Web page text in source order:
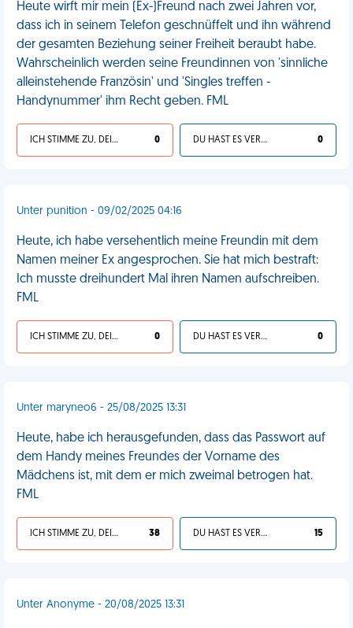
Heute wirft mir mein (Ex-)Freund nach zwei Jahren vor,
dass ich in seinem Telefon geschnüffelt und ihn während
der gesamten Beziehung seiner Freiheit beraubt habe.
Wahrscheinlich werden seine Freundinnen von 'sinnliche
alleinstehende Französin' und 'Singles treffen -
Handynummer' ihm Recht geben. FML
ICH STIMME ZU, DEIN LEBEN IST SCHEISSE 0 DU HAST ES VERDIENT 0
Unter punition - 09/02/2025 04:16
Heute, ich habe versehentlich meine Freundin mit dem
Namen meiner Ex angesprochen. Sie hat mich bestraft:
Ich musste dreihundert Mal ihren Namen aufschreiben.
FML
ICH STIMME ZU, DEIN LEBEN IST SCHEISSE 0 DU HAST ES VERDIENT 0
Unter maryneo6 - 25/08/2025 13:31
Heute, habe ich herausgefunden, dass das Passwort auf
dem Handy meines Freundes der Vorname des
Mädchens ist, mit dem er mich zweimal betrogen hat.
FML
ICH STIMME ZU, DEIN LEBEN IST SCHEISSE 38 DU HAST ES VERDIENT 15
Unter Anonyme - 20/08/2025 13:31